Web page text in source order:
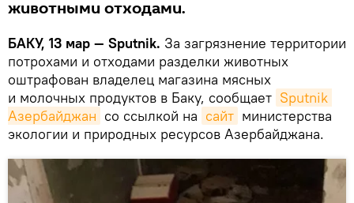
животными отходами.
БАКУ, 13 мар — Sputnik. За загрязнение территории
потрохами и отходами разделки животных
оштрафован владелец магазина мясных
и молочных продуктов в Баку, сообщает Sputnik
Азербайджан со ссылкой на сайт министерства
экологии и природных ресурсов Азербайджана.